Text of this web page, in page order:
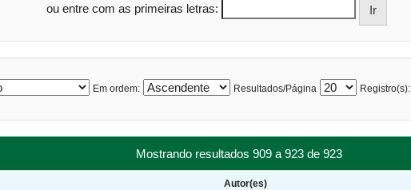
ou entre com as primeiras letras:
Em ordem: Resultados/Página Registro(s):
Mostrando resultados 909 a 923 de 923
Autor(es)